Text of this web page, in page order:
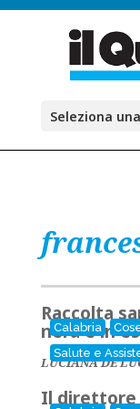
Seleziona
Calabria
Salute e
Raccolta
nera e in
LUCIANA DE
Il direttore